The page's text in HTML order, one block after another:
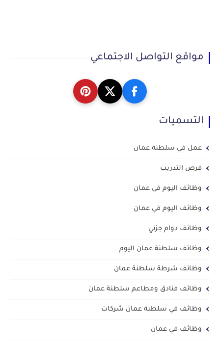
مواقع التواصل الاجتماعي
التسميات
عمل في سلطنة عمان
فرص التدريب
وظائف اليوم فى عمان
وظائف اليوم في عمان
وظائف دوام جزئي
وظائف سلطنة عمان اليوم
وظائف شرطة سلطنة عمان
وظائف فنادق ومطاعم سلطنة عمان
وظائف في سلطنة عمان شركات
وظائف في عمان